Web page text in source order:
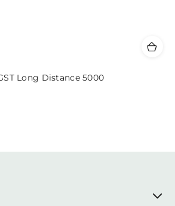
Long Distance 5000